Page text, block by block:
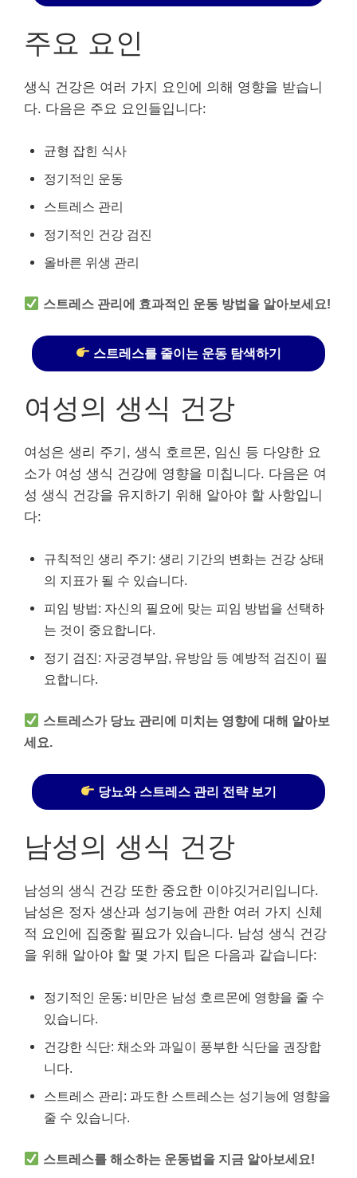
주요 요인
생식 건강은 여러 가지 요인에 의해 영향을 받습니
다. 다음은 주요 요인들입니다:
균형 잡힌 식사
정기적인 운동
스트레스 관리
정기적인 건강 검진
올바른 위생 관리
스트레스 관리에 효과적인 운동 방법을 알아보세요!
스트레스를 줄이는 운동 탐색하기
여성의 생식 건강
여성은 생리 주기, 생식 호르몬, 임신 등 다양한 요
소가 여성 생식 건강에 영향을 미칩니다. 다음은 여
성 생식 건강을 유지하기 위해 알아야 할 사항입니
다:
규칙적인 생리 주기: 생리 기간의 변화는 건강 상태
의 지표가 될 수 있습니다.
피임 방법: 자신의 필요에 맞는 피임 방법을 선택하
는 것이 중요합니다.
정기 검진: 자궁경부암, 유방암 등 예방적 검진이 필
요합니다.
스트레스가 당뇨 관리에 미치는 영향에 대해 알아보
세요.
당뇨와 스트레스 관리 전략 보기
남성의 생식 건강
남성의 생식 건강 또한 중요한 이야깃거리입니다.
남성은 정자 생산과 성기능에 관한 여러 가지 신체
적 요인에 집중할 필요가 있습니다. 남성 생식 건강
을 위해 알아야 할 몇 가지 팁은 다음과 같습니다:
정기적인 운동: 비만은 남성 호르몬에 영향을 줄 수
있습니다.
건강한 식단: 채소와 과일이 풍부한 식단을 권장합
니다.
스트레스 관리: 과도한 스트레스는 성기능에 영향을
줄 수 있습니다.
스트레스를 해소하는 운동법을 지금 알아보세요!